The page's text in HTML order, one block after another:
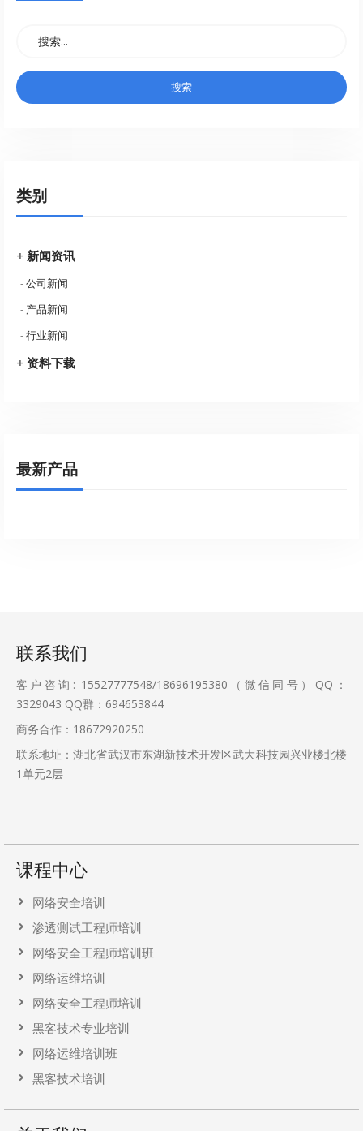
类别
+ 新闻资讯
-公司新闻
- 产品新闻
-行业新闻
+ 资料下载
最新产品
联系我们
客户咨询: 15527777548/18696195380（微信同号）QQ：
3329043 QQ群：694653844
商务合作：18672920250
联系地址：湖北省武汉市东湖新技术开发区武大科技园兴业楼北楼
1单元2层
课程中心
网络安全培训
渗透测试工程师培训
网络安全工程师培训班
网络运维培训
网络安全工程师培训
黑客技术专业培训
网络运维培训班
黑客技术培训